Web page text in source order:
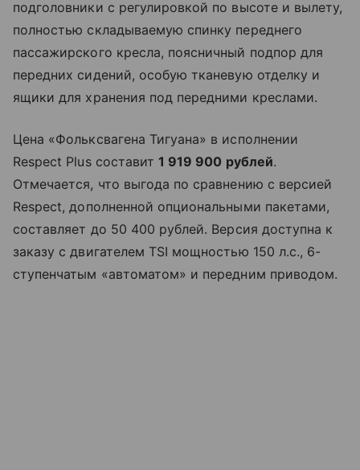
подголовники с регулировкой по высоте и вылету,
полностью складываемую спинку переднего
пассажирского кресла, поясничный подпор для
передних сидений, особую тканевую отделку и
ящики для хранения под передними креслами.
Цена «Фольксвагена Тигуана» в исполнении
Respect Plus составит1 919 900 рублей.
Отмечается, что выгода по сравнению с версией
Respect, дополненной опциональными пакетами,
составляет до 50 400 рублей. Версия доступна к
заказу с двигателем TSI мощностью 150 л.с., 6-
ступенчатым «автоматом» и передним приводом.